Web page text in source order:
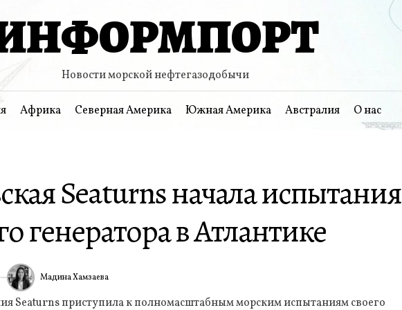
Новости морской нефтегазодобычи
Африка Северная Америка Южная Америка Австралия О нас
Seaturns начала испытания
генератора в Атлантике
ИА Мадина Хамзаева
Seaturns приступила к полномасштабным морским испытаниям своего